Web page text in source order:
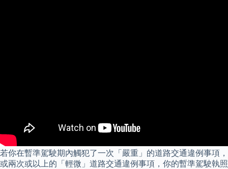
若你在暫準駕駛期內觸犯了一次「嚴重」的道路交通違例事項，
或兩次或以上的「輕微」道路交通違例事項，你的暫準駕駛執照